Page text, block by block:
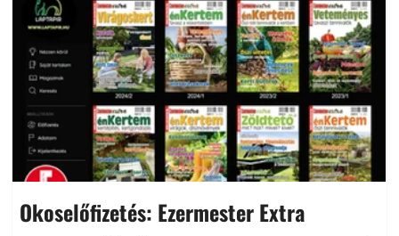
Okoselőfizetés: Ezermester Extra